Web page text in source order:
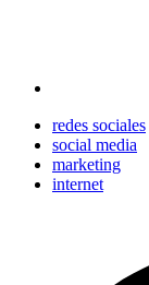
redes sociales
social media
marketing
internet